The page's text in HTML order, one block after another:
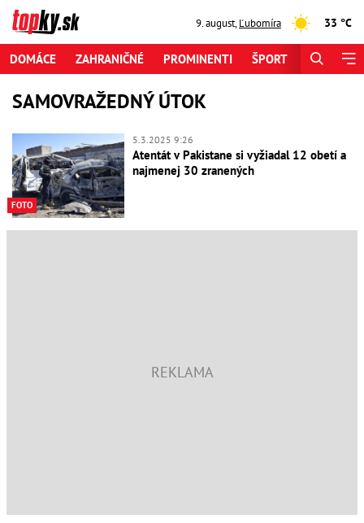
9. august,Ľubomíra 33 °C
DOMÁCE ZAHRANIČNÉ PROMINENTI ŠPORT
SAMOVRAŽEDNÝ ÚTOK
FOTO
5.3.2025 9:26
Atentát v Pakistane si vyžiadal 12 obetí a
najmenej 30 zranených